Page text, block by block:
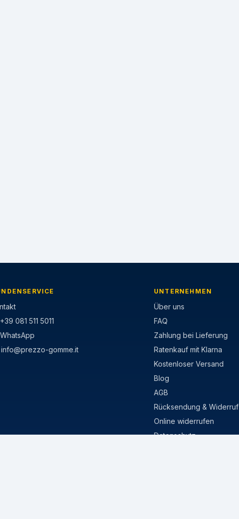
081 511 5011
info@prezzo-gomme.it
UNTERNEHMEN
Über uns
FAQ
Zahlung bei Lieferung
Ratenkauf mit Klarna
Kostenloser Versand
Blog
AGB
Rücksendung & Widerruf
Online widerrufen
Datenschutz